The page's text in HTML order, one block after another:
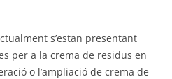
s’estan presentant
per a la crema de residus en
o l’ampliació de crema de